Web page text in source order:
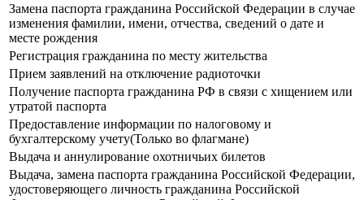
Замена паспорта гражданина Российской Федерации в случае
изменения фамилии, имени, отчества, сведений о дате и
месте рождения
Регистрация гражданина по месту жительства
Прием заявлений на отключение радиоточки
Получение паспорта гражданина РФ в связи с хищением или
утратой паспорта
Предоставление информации по налоговому и
бухгалтерскому учету(Только во флагмане)
Выдача и аннулирование охотничьих билетов
Выдача, замена паспорта гражданина Российской Федерации,
удостоверяющего личность гражданина Российской